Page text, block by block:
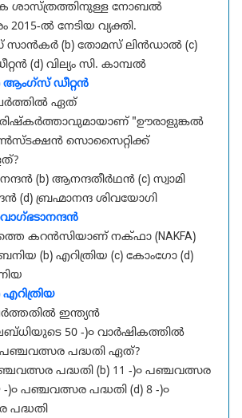
ശാസ്ത്രത്തിനുള്ള നോബൽ
ൽ നേടിയ വ്യക്തി.
സാൻകർ (b) തോമസ് ലിൻഡാൽ (c)
(d) വില്യം സി. കാമ്പൽ
ആംഗ്സ് ഡീറ്റൻ
ഏത്
"ഊരാളുങ്കൽ
സൊസൈറ്റിക്ക്
(b) ആനന്ദതീർഥൻ (c) സ്വാമി
(d) ബ്രഹ്മാനന്ദ ശിവയോഗി
കറൻസിയാണ് നക്‌ഫാ (NAKFA)
(b) എറിത്രിയ (c) കോംഗോ (d)
എറിത്രിയ
ഇന്ത്യൻ
50 -)൦ വാർഷികത്തിൽ
പഞ്ചവത്സര പദ്ധതി ഏത്?
പദ്ധതി (b) 11 -)൦ പഞ്ചവത്സര
-)൦ പഞ്ചവത്സര പദ്ധതി (d) 8 -)൦
പദ്ധതി